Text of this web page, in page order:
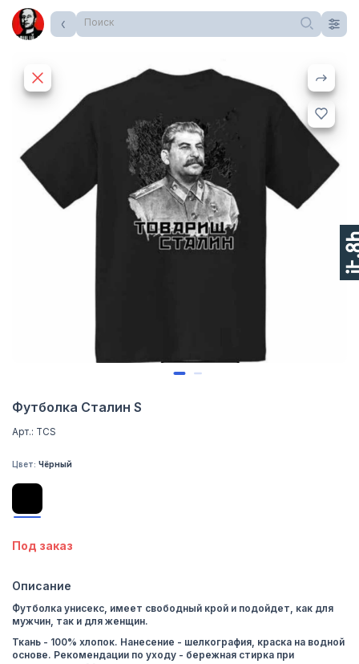
Поиск
Футболка Сталин S
Арт.: ТСS
Цвет: Чёрный
Под заказ
Описание
Футболка унисекс, имеет свободный крой и подойдет, как для
мужчин, так и для женщин.
Ткань - 100% хлопок. Нанесение - шелкография, краска на водной
основе. Рекомендации по уходу - бережная стирка при